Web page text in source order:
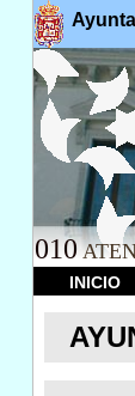
010
INICIO